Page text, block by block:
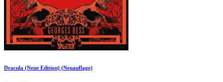
Dracula (Neue Edition) (Neuauflage)